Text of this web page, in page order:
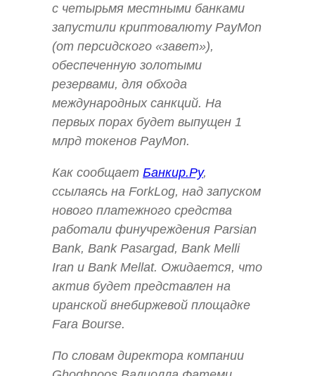
с четырьмя местными банками
запустили криптовалюту PayMon
(от персидского «завет»),
обеспеченную золотыми
резервами, для обхода
международных санкций. На
первых порах будет выпущен 1
млрд токенов PayMon.
Как сообщает Банкир.Ру,
ссылаясь на ForkLog, над запуском
нового платежного средства
работали финучреждения Parsian
Bank, Bank Pasargad, Bank Melli
Iran и Bank Mellat. Ожидается, что
актив будет представлен на
иранской внебиржевой площадке
Fara Bourse.
По словам директора компании